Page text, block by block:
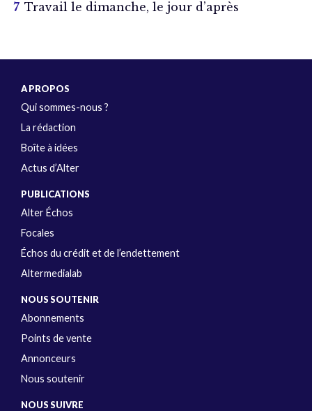
Travail le dimanche, le jour d’après
A PROPOS
Qui sommes-nous ?
La rédaction
Boîte à idées
Actus d’Alter
PUBLICATIONS
Alter Échos
Focales
Échos du crédit et de l’endettement
Altermedialab
NOUS SOUTENIR
Abonnements
Points de vente
Annonceurs
Nous soutenir
NOUS SUIVRE